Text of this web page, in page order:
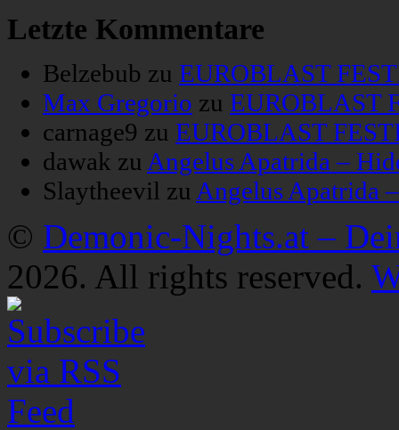
Letzte Kommentare
Belzebub zu EUROBLAST
Max Gregorio zu EUROBLAST
carnage9 zu EUROBLAST
dawak zu Angelus Apatrida –
Slaytheevil zu Angelus Apatrida
© Demonic-Nights.at –
2026. All rights reserved.